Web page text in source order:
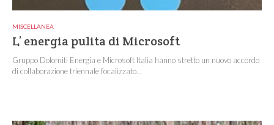
MISCELLANEA
L’ energia pulita di Microsoft
Gruppo Dolomiti Energia e Microsoft Italia hanno stretto un nuovo accordo
di collaborazione triennale focalizzato...